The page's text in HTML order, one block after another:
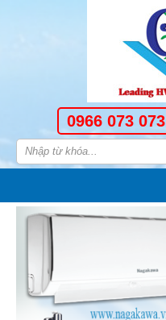
0966 073 073